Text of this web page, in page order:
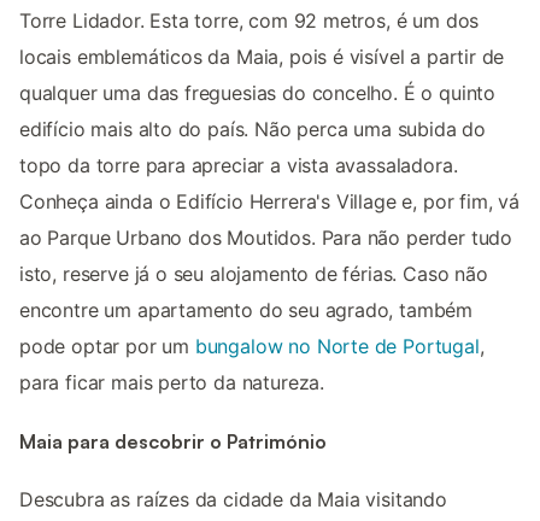
Torre Lidador. Esta torre, com 92 metros, é um dos
locais emblemáticos da Maia, pois é visível a partir de
qualquer uma das freguesias do concelho. É o quinto
edifício mais alto do país. Não perca uma subida do
topo da torre para apreciar a vista avassaladora.
Conheça ainda o Edifí­cio Herrera's Village e, por fim, vá
ao Parque Urbano dos Moutidos. Para não perder tudo
isto, reserve já o seu alojamento de férias. Caso não
encontre um apartamento do seu agrado, também
pode optar por um bungalow no Norte de Portugal,
para ficar mais perto da natureza.
Maia para descobrir o Património
Descubra as raízes da cidade da Maia visitando